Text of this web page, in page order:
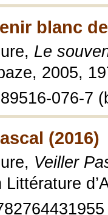
blanc
Le
2005,
076-7
(2016)
Veiller
Littérature